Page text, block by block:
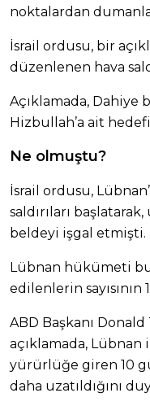
noktalardan
İsrail ordusu, bir
düzenlenen hava
Açıklamada, Dahiye
Hizbullah’a ait
Ne olmuştu?
İsrail ordusu,
saldırıları
beldeyi işgal etmişti.
Lübnan hükümeti
edilenlerin sayısının
ABD Başkanı Donald
açıklamada, Lübnan
yürürlüğe giren 10
daha uzatıldığını